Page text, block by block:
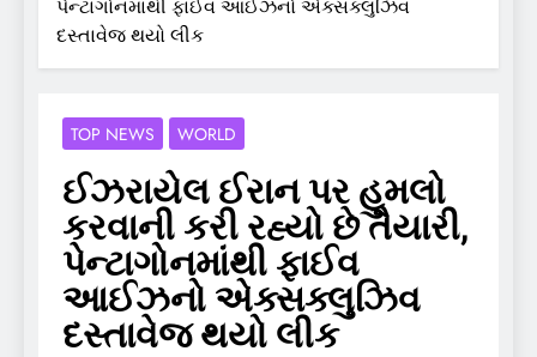
પેન્ટાગોનમાંથી ફાઈવ આઈઝનો એક્સક્લુઝિવ
દસ્તાવેજ થયો લીક
TOP NEWS WORLD
ઈઝરાયેલ ઈરાન પર હુમલો
કરવાની કરી રહ્યો છે તૈયારી,
પેન્ટાગોનમાંથી ફાઈવ
આઈઝનો એક્સક્લુઝિવ
દસ્તાવેજ થયો લીક